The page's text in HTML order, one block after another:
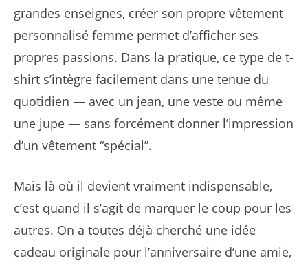
grandes enseignes, créer son propre vêtement
personnalisé femme permet d’afficher ses
propres passions. Dans la pratique, ce type de t-
shirt s’intègre facilement dans une tenue du
quotidien — avec un jean, une veste ou même
une jupe — sans forcément donner l’impression
d’un vêtement “spécial”.
Mais là où il devient vraiment indispensable,
c’est quand il s’agit de marquer le coup pour les
autres. On a toutes déjà cherché une idée
cadeau originale pour l’anniversaire d’une amie,